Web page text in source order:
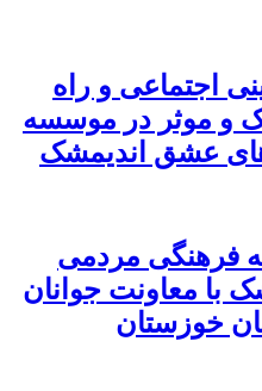
اجتماعی و راه
و موثر در موسسه
عشق اندیمشک
فرهنگی مردمی
با معاونت جوانان
خوزستان